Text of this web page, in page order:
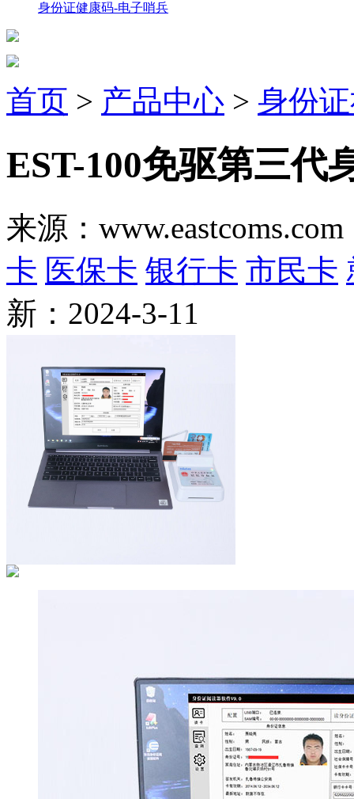
身份证健康码-电子哨兵
首页 > 产品中心 > 身份
EST-100免驱第三代
来源：
卡 医保卡 银行卡 市民卡
新：2024-3-11